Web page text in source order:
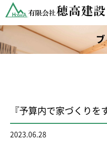
『予算内で家づくりを
2023.06.28